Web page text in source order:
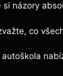
si názory
co